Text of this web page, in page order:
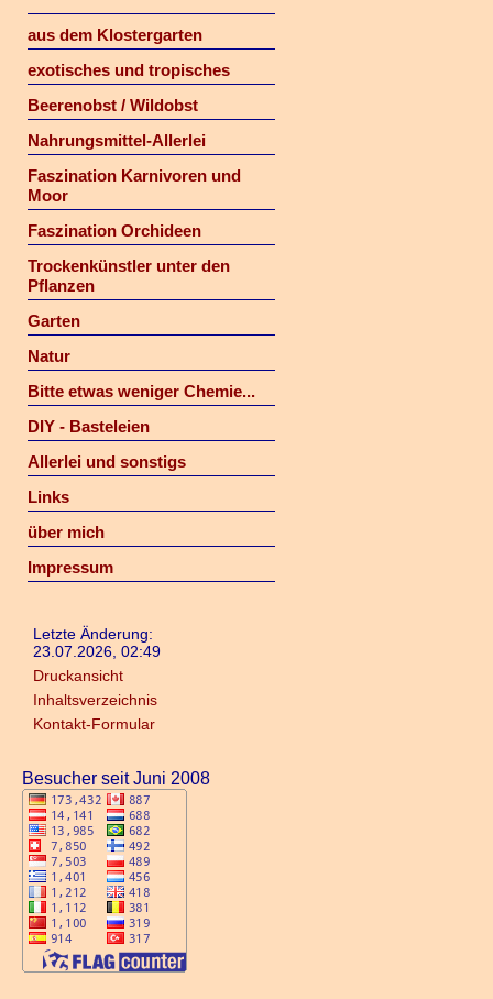
aus dem Klostergarten
exotisches und tropisches
Beerenobst / Wildobst
Nahrungsmittel-Allerlei
Faszination Karnivoren und
Moor
Faszination Orchideen
Trockenkünstler unter den
Pflanzen
Garten
Natur
Bitte etwas weniger Chemie...
DIY - Basteleien
Allerlei und sonstigs
Links
über mich
Impressum
Letzte Änderung:
23.07.2026, 02:49
Druckansicht
Inhaltsverzeichnis
Kontakt-Formular
Besucher seit Juni 2008